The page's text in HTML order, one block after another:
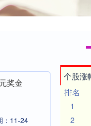
奖金
：11-24
个股涨
排名
1
2